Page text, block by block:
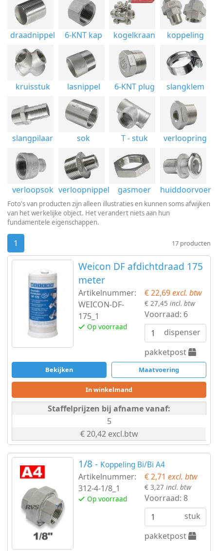
&
Borgingen
Keilankers
&
Pluggen
Fittingen
Knie
90
graden
bi-
bi
graden
bi-
bu
Knie
Dubbelnippel
Draadnippel
cilindrisch
Kap
zeskant
draadnippel 6-KNT kap kogelkraan koppeling
kruisstuk lasnippel 6-KNT plug slangklem
slangpilaar sok T - stuk verloopring
verloopsok verloopnippel gasmoer huiddoorvoer
Foto's van producten zijn alleen illustraties en kunnen soms afwijken
van het werkelijke object. Het verandert niets aan hun
fundamentele eigenschappen.
1 17 producten
Weicon DF afdichtdraad 175
meter
Artikelnummer:
WEICON-DF-
175_1
Op voorraad
€ 22,69excl. btw
€ 27,45 incl. btw
Voorraad: 6
dispenser
pakketpost
Bekijken Maatvoering
In winkelmand
Staffelprijzen bij afname vanaf:
5
€ 20,42 excl.btw
1/8 - Koppeling Bi/Bi A4
Artikelnummer:
312-4-1/8_1
Op voorraad
€ 2,71 excl. btw
€ 3,27 incl. btw
Voorraad:8
stuk
pakketpost